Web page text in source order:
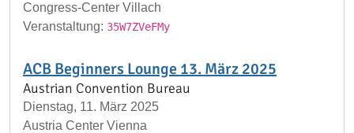
Congress-Center Villach
Veranstaltung: 35W7ZVeFMy
ACB Beginners Lounge 13. März 2025
Austrian Convention Bureau
Dienstag, 11. März 2025
Austria Center Vienna